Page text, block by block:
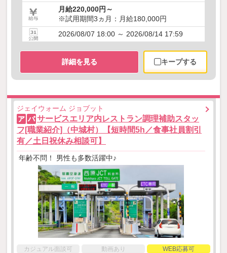
月給220,000円～
※試用期間3ヵ月：月給180,000円
2026/08/07 18:00 ～ 2026/08/14 17:59
詳細を見る キープする
ジェイウォーム ジョブット
ア パ サービスエリア内レストラン調理補助スタッ
フ[職業紹介]（中城村）【短時間5h／食事社員割引
有／土日祝休み相談可】
年齢不問！ 男性も多数活躍中♪
カジュアル面談可 動画あり WEB応募可